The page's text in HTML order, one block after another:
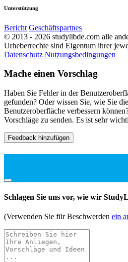
Unterstützung
Bericht Geschäftspartnes
© 2013 - 2026 studylibde.com alle
Urheberrechte sind Eigentum ihrer
Datenschutz Nutzungsbedingungen
Mache einen Vorschlag
Haben Sie Fehler in der
gefunden? Oder wissen Sie, wie Sie
Benutzeroberfläche verbessern
Vorschläge zu senden. Es ist sehr
Feedback hinzufügen
Schlagen Sie uns vor, wie wir
(Verwenden Sie für Beschwerden ein